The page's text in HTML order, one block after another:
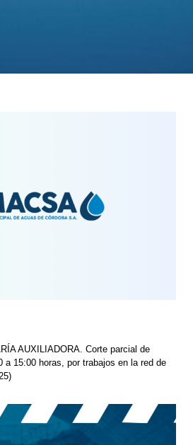
AUXILIADORA. Corte parcial de
a 15:00 horas, por trabajos en la red de